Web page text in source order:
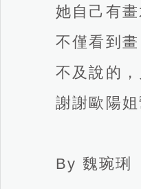
她自己有
不僅看到
不及說的
謝謝歐陽
By 魏琬琍